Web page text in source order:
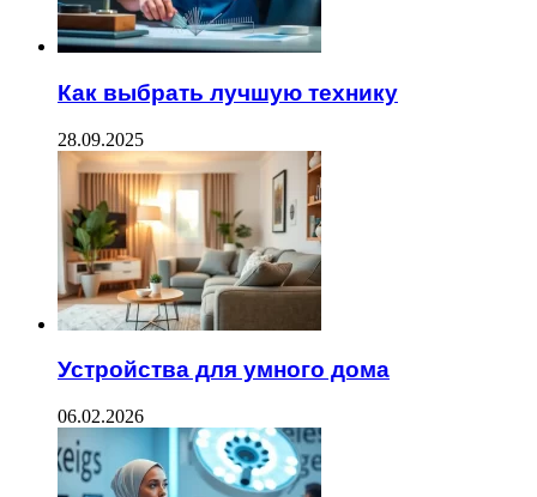
Как выбрать лучшую технику
28.09.2025
Устройства для умного дома
06.02.2026